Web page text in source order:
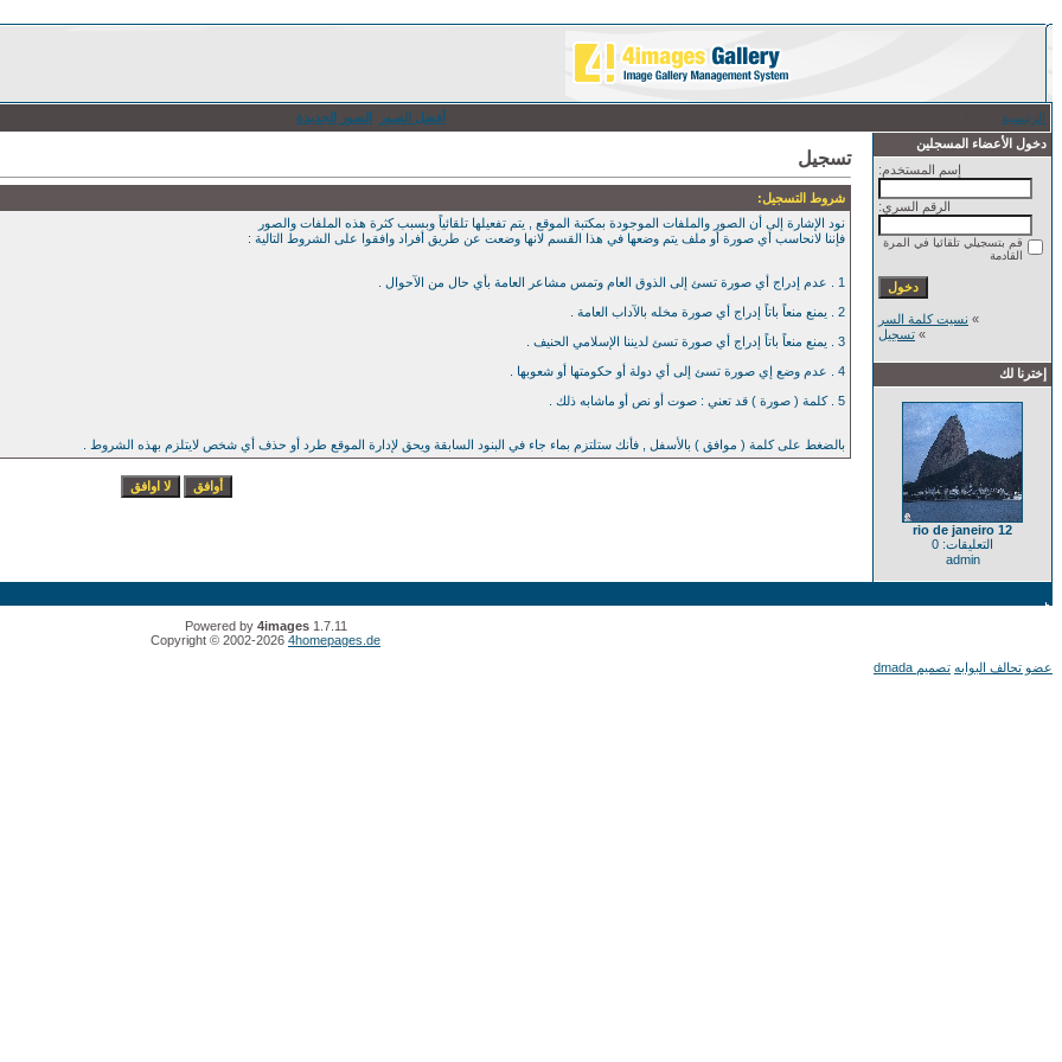
الرئيسية أفضل الصور
الصور الجديدة
دخول الأعضاء المسجلين
إسم المستخدم:
الرقم السري:
قم بتسجيلي تلقائيا في المرة
القادمة
» نسيت كلمة السر
» تسجيل
إخترنا لك
rio de janeiro 12
التعليقات: 0
admin
تسجيل
شروط التسجيل:
نود الإشارة إلى أن الصور والملفات الموجودة بمكتبة الموقع , يتم تفعيلها تلقائياً وبسبب كثرة هذه الملفات والصور
فإننا لانحاسب أي صورة أو ملف يتم وضعها في هذا القسم لانها وضعت عن طريق أفراد وافقوا على الشروط التالية :
1 . عدم إدراج أي صورة تسئ إلى الذوق العام وتمس مشاعر العامة بأي حال من الآحوال .
2 . يمنع منعاً باتاً إدراج أي صورة مخله بالآداب العامة .
3 . يمنع منعاً باتاً إدراج أي صورة تسئ لديننا الإسلامي الحنيف .
4 . عدم وضع إي صورة تسئ إلى أي دولة أو حكومتها أو شعوبها .
5 . كلمة ( صورة ) قد تعني : صوت أو نص أو ماشابه ذلك .
بالضغط على كلمة ( موافق ) بالأسفل , فأنك ستلتزم بماء جاء في البنود السابقة ويحق لإدارة الموقع طرد أو حذف أي شخص لايتلزم بهذه الشروط .
Powered by 4images1.7.11
Copyright © 2002-2026 4homepages.de
عضو تحالف البوابه تصميم dmada